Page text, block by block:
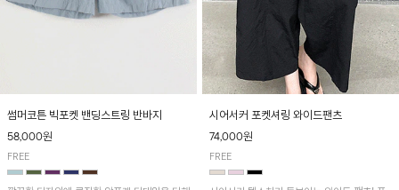
썸머코튼 빅포켓 밴딩스트링 반바지
58,000원
FREE
시어서커 포켓셔링 와이드팬츠
74,000원
FREE